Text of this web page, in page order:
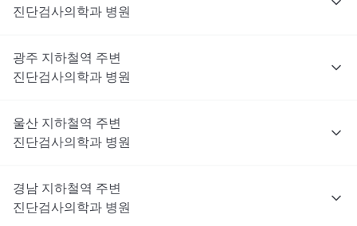
진단검사의학과 병원
광주 지하철역 주변
진단검사의학과 병원
울산 지하철역 주변
진단검사의학과 병원
경남 지하철역 주변
진단검사의학과 병원